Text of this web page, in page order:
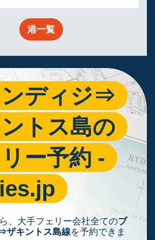
港一覧
ンディジ⇒
トス島の
ー予約 -
、大手フェリー会社全てのブ
ザキントス島線を予約できま